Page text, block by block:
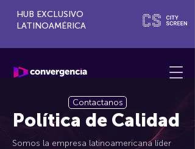
Contactanos
HUB EXCLUSIVO
LATINOAMÉRICA
Política de Calidad
Somos la empresa latinoamericana líder